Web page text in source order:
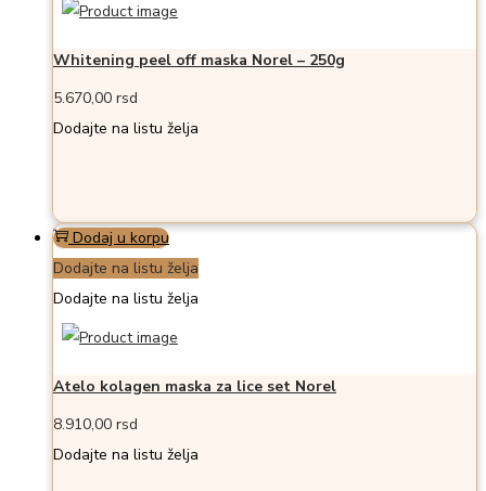
Whitening peel off maska Norel – 250g
5.670,00 rsd
Dodajte na listu želja
Dodaj u korpu
Dodajte na listu želja
Dodajte na listu želja
Atelo kolagen maska za lice set Norel
8.910,00 rsd
Dodajte na listu želja